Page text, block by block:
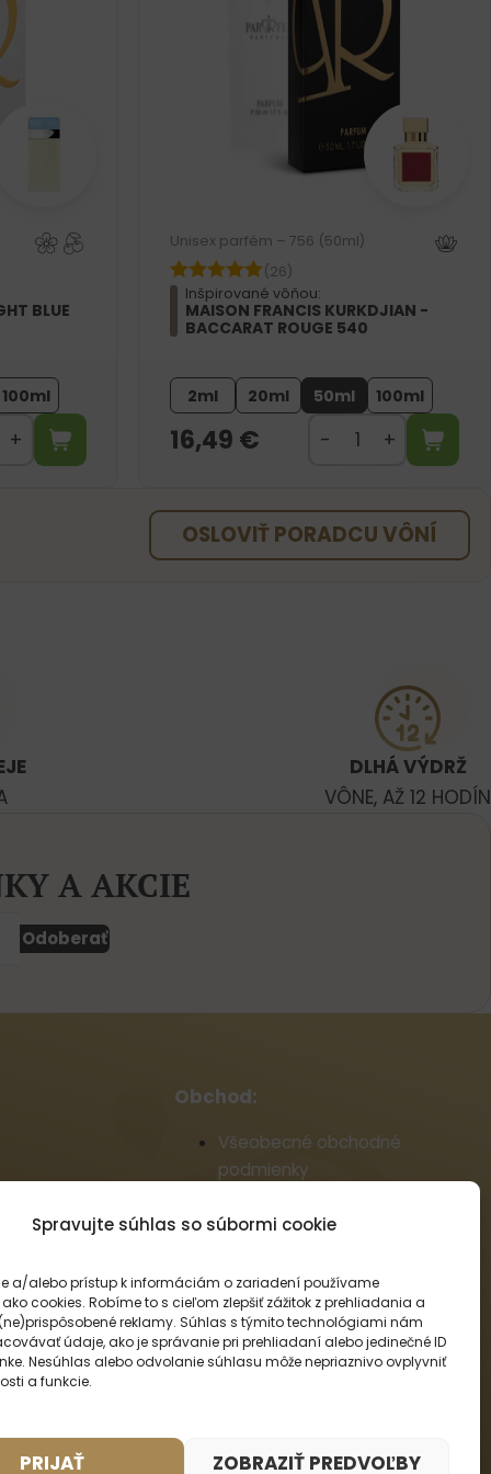
Spravujte súhlas so súbormi cookie
a/alebo prístup k informáciám o zariadení používame
cookies. Robíme to s cieľom zlepšiť zážitok z prehliadania a
reklamy. Súhlas s týmito technológiami nám
údaje, ako je správanie pri prehliadaní alebo jedinečné ID
Nesúhlas alebo odvolanie súhlasu môže nepriaznivo ovplyvniť
a funkcie.
PRIJAŤ ZOBRAZIŤ PREDVOĽBY
BLUE
100ml
Unisex parfém – 756 (50ml)
(26)
Inšpirované vôňou:
MAISON FRANCIS KURKDJIAN -
BACCARAT ROUGE 540
2ml 20ml 50ml 100ml
16,49 €
OSLOVIŤ PORADCU VÔNÍ
DLHÁ VÝDRŽ
VÔNE, AŽ 12 HODÍN
A AKCIE
Odoberať
Obchod:
Všeobecné obchodné
podmienky
Informácie o doprave a platbe
cookie (EÚ)
Veľkoobchod
Odstúpenie od zmluvy